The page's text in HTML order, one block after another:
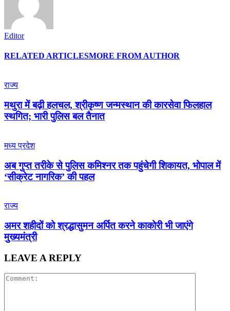
Editor
RELATED ARTICLESMORE FROM AUTHOR
राज्य
मथुरा में बढ़ी हलचल, श्रीकृष्ण जन्मस्थान की कारसेवा फिलहाल
स्थगित; भारी पुलिस बल तैनात
मध्य प्रदेश
अब गुप्त तरीके से पुलिस कमिश्नर तक पहुंचेगी शिकायत, भोपाल में
‘सीक्रेट नागरिक’ की पहल
राज्य
अमर शहीदों को श्रद्धासुमन अर्पित करने काकोरी भी जाएंगे
मुख्यमंत्री
LEAVE A REPLY